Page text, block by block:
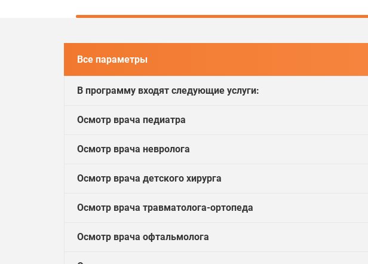
Все параметры
В программу входят следующие услуги:
Осмотр врача педиатра
Осмотр врача невролога
Осмотр врача детского хирурга
Осмотр врача травматолога-ортопеда
Осмотр врача офтальмолога